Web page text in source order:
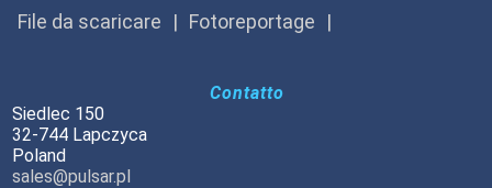
File da scaricare
Fotoreportage
Contatto
Siedlec 150
32-744 Lapczyca
Poland
sales@pulsar.pl